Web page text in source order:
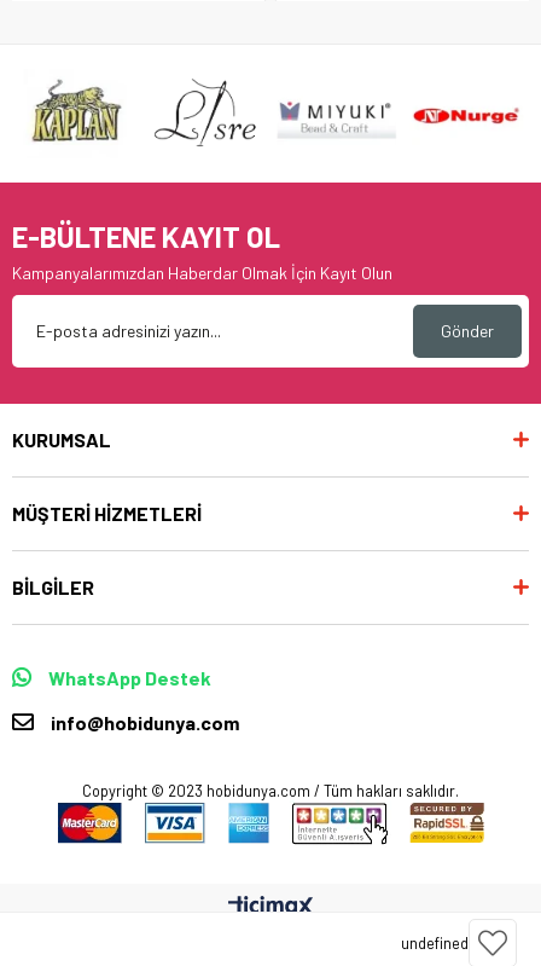
undefined
E-BÜLTENE KAYIT OL
Kampanyalarımızdan Haberdar Olmak İçin Kayıt Olun
Gönder
KURUMSAL
MÜŞTERİ HİZMETLERİ
BİLGİLER
WhatsApp Destek
info@hobidunya.com
Copyright © 2023 hobidunya.com / Tüm hakları saklıdır.
Üye Girişi